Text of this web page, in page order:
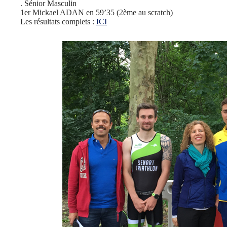
. Sénior Masculin
1er Mickael ADAN en 59’35 (2ème au scratch)
Les résultats complets : ICI